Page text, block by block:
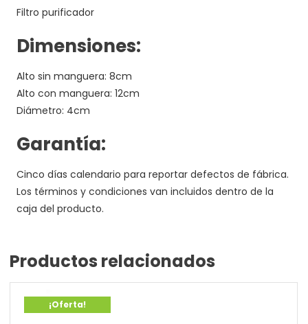
Filtro purificador
Dimensiones:
Alto sin manguera: 8cm
Alto con manguera: 12cm
Diámetro: 4cm
Garantía:
Cinco días calendario para reportar defectos de fábrica.
Los términos y condiciones van incluidos dentro de la
caja del producto.
Productos relacionados
¡Oferta!